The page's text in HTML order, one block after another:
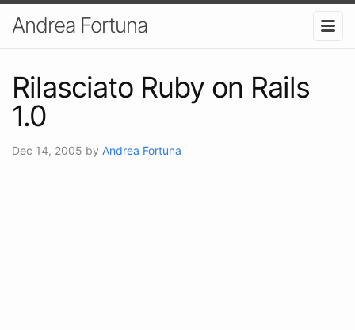
Andrea Fortuna
Rilasciato Ruby on Rails
1.0
Dec 14, 2005 by Andrea Fortuna